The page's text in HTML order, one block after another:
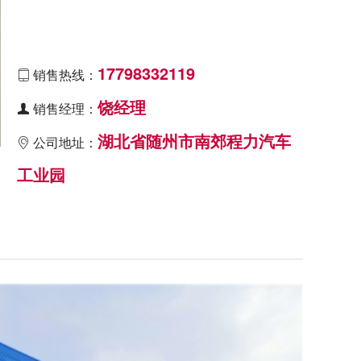
 销售热线： 17798332119
 销售经理： 饶经理
 公司地址： 湖北省随州市南郊程力汽车
工业园